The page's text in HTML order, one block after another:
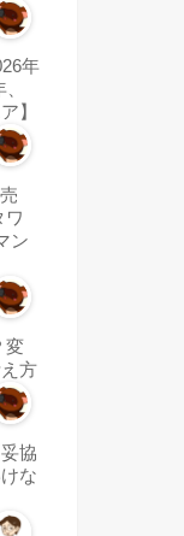
年
】
ワ
ン
変
方
協
な